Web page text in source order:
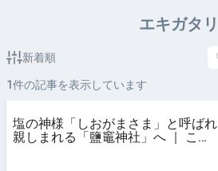
エキガタリ
新着順
1件の記事を表示しています
塩の神様「しおがまさま」と呼ばれ
親しまれる「鹽竈神社」へ ｜ こと